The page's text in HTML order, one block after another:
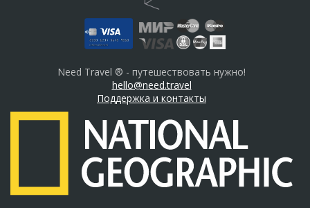
Need Travel ® - путешествовать нужно!
hello@need.travel
Поддержка и контакты